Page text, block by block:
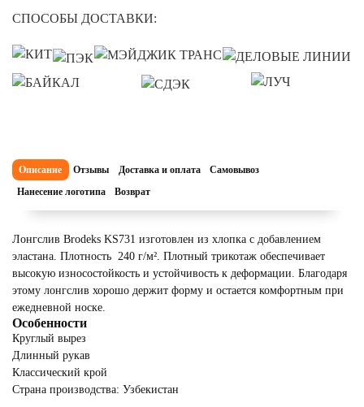
СПОСОБЫ ДОСТАВКИ:
Описание Отзывы Доставка и оплата
Самовывоз
Нанесение логотипа
Возврат
Лонгслив Brodeks KS731 изготовлен из хлопка с добавлением
эластана. Плотность 240 г/м². Плотный трикотаж обеспечивает
высокую износостойкость и устойчивость к деформации. Благодаря
этому лонгслив хорошо держит форму и остается комфортным при
ежедневной носке.
Особенности
Круглый вырез
Длинный рукав
Классический крой
Страна производства: Узбекистан